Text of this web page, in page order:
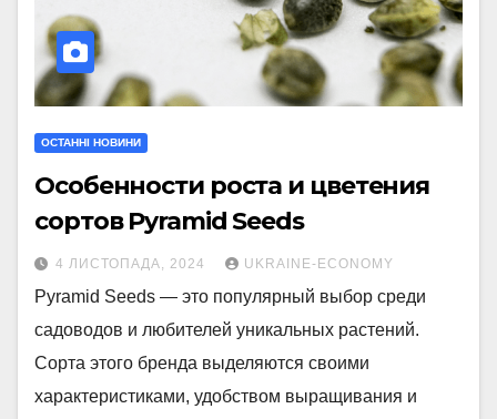
ОСТАННІ НОВИНИ
Особенности роста и цветения
сортов Pyramid Seeds
4 ЛИСТОПАДА, 2024 UKRAINE-ECONOMY
Pyramid Seeds — это популярный выбор среди
садоводов и любителей уникальных растений.
Сорта этого бренда выделяются своими
характеристиками, удобством выращивания и